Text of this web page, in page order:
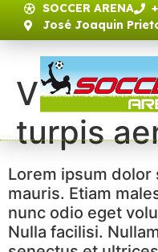
SOCCER ARENA
José Joaquin
Vitae
turpis
Lorem ipsum dolor
mauris. Etiam
nunc odio eget
Nulla facilisi.